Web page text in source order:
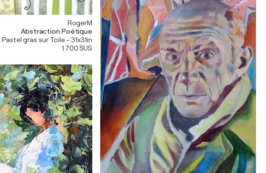
RogerM
Abstraction Poétique
gras sur Toile - 31x31in
1 700 $US